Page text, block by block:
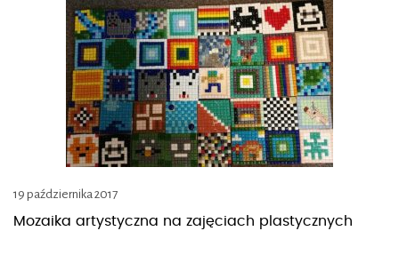
19 października 2017
Mozaika artystyczna na zajęciach plastycznych